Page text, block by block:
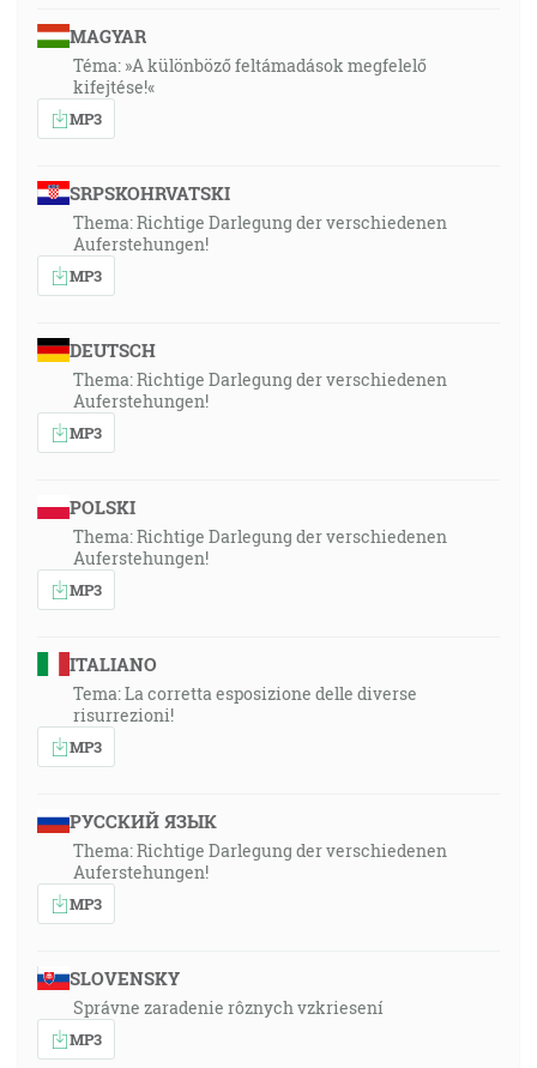
MAGYAR
Téma: »A különböző feltámadások megfelelő
kifejtése!«
MP3
SRPSKOHRVATSKI
Thema: Richtige Darlegung der verschiedenen
Auferstehungen!
MP3
DEUTSCH
Thema: Richtige Darlegung der verschiedenen
Auferstehungen!
MP3
POLSKI
Thema: Richtige Darlegung der verschiedenen
Auferstehungen!
MP3
ITALIANO
Tema: La corretta esposizione delle diverse
risurrezioni!
MP3
РУССКИЙ ЯЗЫК
Thema: Richtige Darlegung der verschiedenen
Auferstehungen!
MP3
SLOVENSKY
Správne zaradenie rôznych vzkriesení
MP3